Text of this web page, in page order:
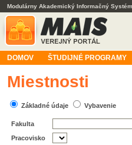
Modulárny Akademický Informačný
DOMOV ŠTUDIJNÉ PROGRAMY
Miestnosti
Základné údaje Vybavenie
Fakulta
Pracovisko